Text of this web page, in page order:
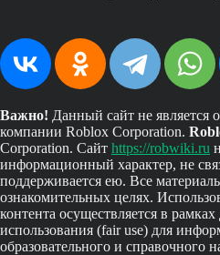
Важно! Данный сайт не является
компании Roblox Corporation.
Corporation. Сайт https://robwiki.ru
информационный характер, не
поддерживается ею. Все
ознакомительных целях.
контента осуществляется в
использования (fair use) для
образовательного и справочного